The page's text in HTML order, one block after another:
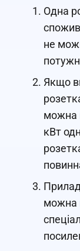
Одна
не
Якщо
можна
кВт
можна